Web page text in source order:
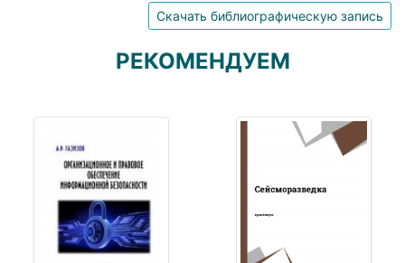
Скачать библиографическую запись
РЕКОМЕНДУЕМ